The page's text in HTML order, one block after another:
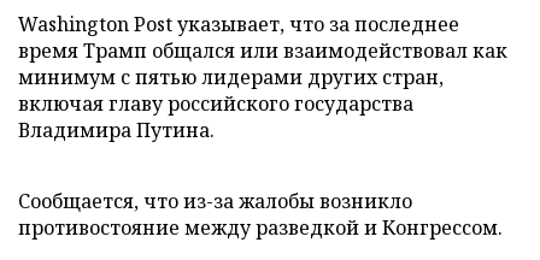
Washington Post указывает, что за последнее
время Трамп общался или взаимодействовал как
минимум с пятью лидерами других стран,
включая главу российского государства
Владимира Путина.
Сообщается, что из-за жалобы возникло
противостояние между разведкой и Конгрессом.